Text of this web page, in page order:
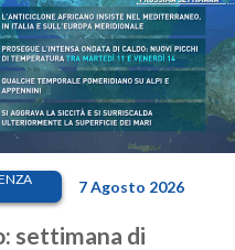
7 Agosto 2026
settimana di